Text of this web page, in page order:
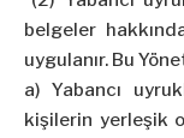
belgeler
uygulanır. Bu
a) Yabancı
kişilerin yerleşik